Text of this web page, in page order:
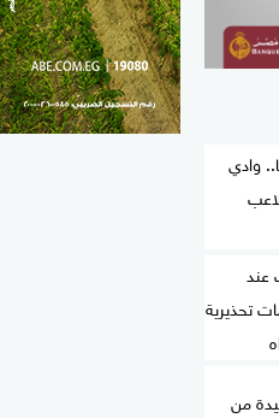
وادي
عند
تحذيرية
من